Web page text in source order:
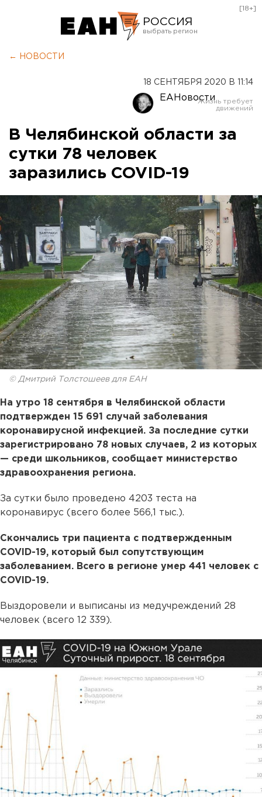
РОССИЯ
Оренбург
[18+]
← НОВОСТИ
18 СЕНТЯБРЯ 2020 В 11:14
ЕАНовости
В Челябинской области за
сутки 78 человек
заразились COVID-19
© Дмитрий Толстошеев для ЕАН
На утро 18 сентября в Челябинской области
подтвержден 15 691 случай заболевания
коронавирусной инфекцией. За последние сутки
зарегистрировано 78 новых случаев, 2 из которых
— среди школьников, сообщает министерство
здравоохранения региона.
За сутки было проведено 4203 теста на
коронавирус (всего более 566,1 тыс.).
Скончались три пациента с подтвержденным
COVID-19, который был сопутствующим
заболеванием. Всего в регионе умер 441 человек с
COVID-19.
Выздоровели и выписаны из медучреждений 28
человек (всего 12 339).